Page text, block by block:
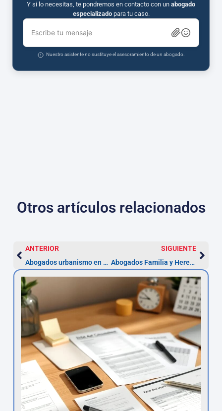
Y si lo necesitas, te pondremos en contacto con un abogado
especializadopara tu caso.
Escribe tu mensaje
Nuestro asistente no sustituye el asesoramiento de un abogado.
Otros artículos relacionados
ANTERIOR
Abogados urbanismo en La Laguna: licencias 1-3 meses
SIGUIENTE
Abogados Familia y Herencias en La Laguna | Plazo 30 días